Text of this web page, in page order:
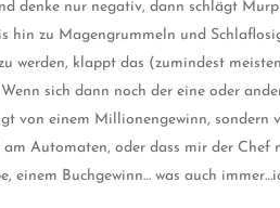
denke nur negativ, dann schlägt
hin zu Magengrummeln und
werden, klappt das (zumindest
sich dann noch der eine oder
von einem Millionengewinn, sondern
Automaten, oder dass mir der Chef
einem Buchgewinn… was auch